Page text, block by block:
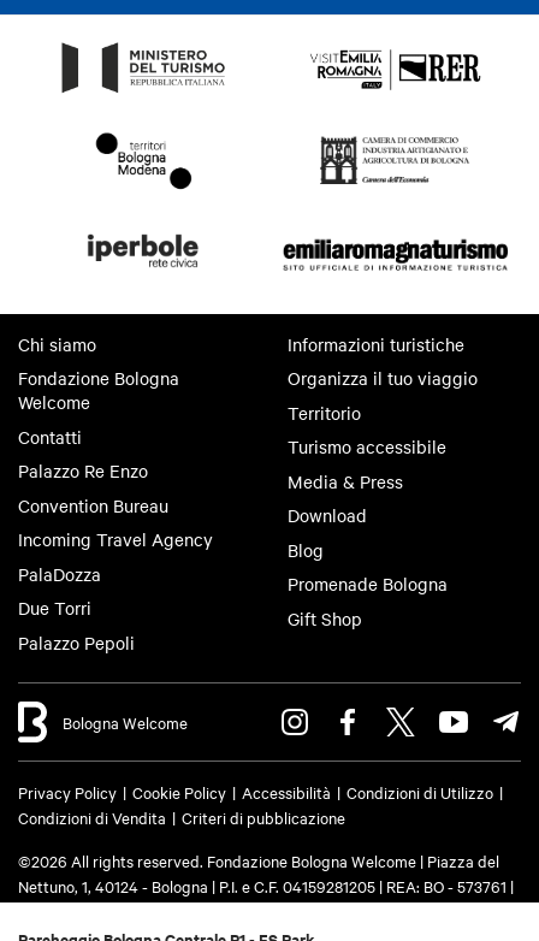
Chi siamo
Fondazione Bologna
Welcome
Contatti
Palazzo Re Enzo
Convention Bureau
Incoming Travel Agency
PalaDozza
Due Torri
Palazzo Pepoli
Informazioni turistiche
Organizza il tuo viaggio
Territorio
Turismo accessibile
Media & Press
Download
Blog
Promenade Bologna
Gift Shop
Bologna Welcome
Privacy Policy Cookie Policy Accessibilità
Condizioni di Utilizzo
Condizioni di Vendita
Criteri di pubblicazione
©2026 All rights reserved. Fondazione Bologna Welcome | Piazza del
Nettuno, 1, 40124 - Bologna | P.I. e C.F. 04159281205 | REA: BO - 573761 |
PEC:fondazionebolognawelcome@legalmail.it